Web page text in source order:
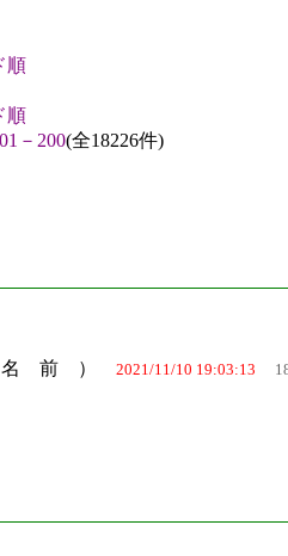
順
順
－200(全18226件)
名 前 ） 2021/11/10 19:03:13